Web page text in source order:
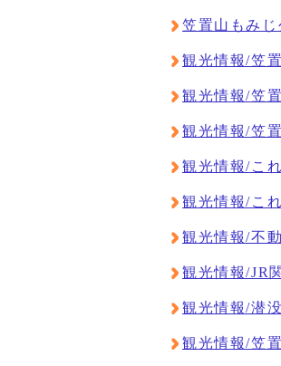
笠置山もみ
観光情報/笠
観光情報/笠
観光情報/笠
観光情報/こ
観光情報/こ
観光情報/不
観光情報/JR
観光情報/潜
観光情報/笠